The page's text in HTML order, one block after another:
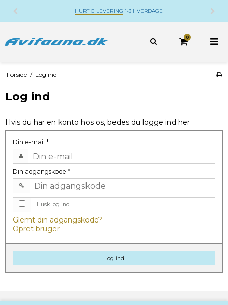
HURTIG LEVERING 1-3 HVERDAGE
0
Forside / Log ind
Log ind
Hvis du har en konto hos os, bedes du logge ind her
Din e-mail *
Din adgangskode *
Husk log ind
Glemt din adgangskode?
Opret bruger
Log ind